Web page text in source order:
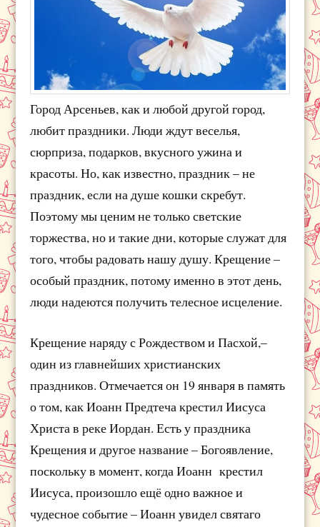
Город Арсеньев, как и любой другой город,
любит праздники. Люди ждут веселья,
сюрприза, подарков, вкусного ужина и
красоты. Но, как известно, праздник – не
праздник, если на душе кошки скребут.
Поэтому мы ценим не только светские
торжества, но и такие дни, которые служат для
того, чтобы радовать нашу душу. Крещение –
особый праздник, потому именно в этот день,
люди надеются получить телесное исцеление.
Крещение наряду с Рождеством и Пасхой,–
один из главнейших христианских
праздников. Отмечается он 19 января в память
о том, как Иоанн Предтеча крестил Иисуса
Христа в реке Иордан. Есть у праздника
Крещения и другое название – Богоявление,
поскольку в момент, когда Иоанн крестил
Иисуса, произошло ещё одно важное и
чудесное событие – Иоанн увидел святаго